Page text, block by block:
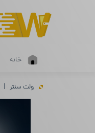
خانه
ولت سنتر